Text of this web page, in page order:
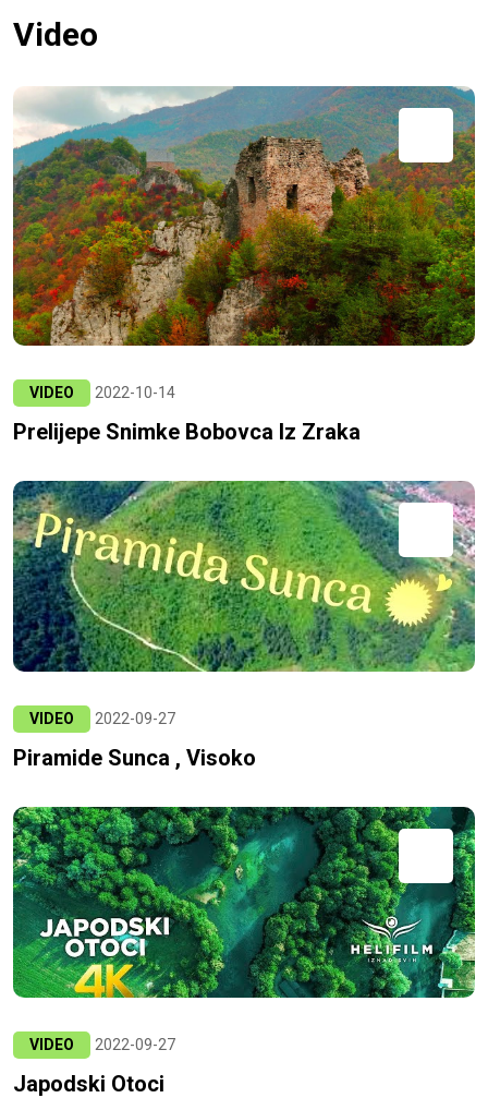
Video
VIDEO 2022-10-14
Prelijepe Snimke Bobovca Iz Zraka
VIDEO 2022-09-27
Piramide Sunca , Visoko
VIDEO 2022-09-27
Japodski Otoci